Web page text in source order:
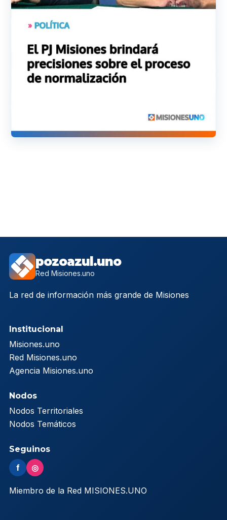
pozoazul.uno
Red Misiones.uno
La red de información más grande de Misiones
Institucional
Misiones.uno
Red Misiones.uno
Agencia Misiones.uno
Nodos
Nodos Territoriales
Nodos Temáticos
Seguinos
f ◎
Miembro de la Red MISIONES.UNO